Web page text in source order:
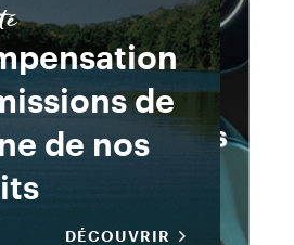
makes us
LA VIDÉO On
2021 :
de
de nos
DÉCOUVRIR
makes us
2021 :
Humanity
LA VIDÉO La vidéo
de
de nos
DÉCOUVRIR
makes us
LA VIDÉO On
2021 :
Humanity
LA VIDÉO La vidéo